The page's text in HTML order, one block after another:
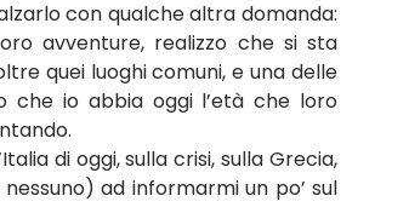
con qualche altra domanda:
avventure, realizzo che si sta
quei luoghi comuni, e una delle
che io abbia oggi l’età che loro
di oggi, sulla crisi, sulla Grecia,
ad informarmi un po’ sul